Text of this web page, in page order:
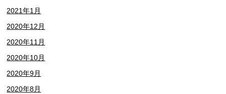
2021年1月
2020年12月
2020年11月
2020年10月
2020年9月
2020年8月